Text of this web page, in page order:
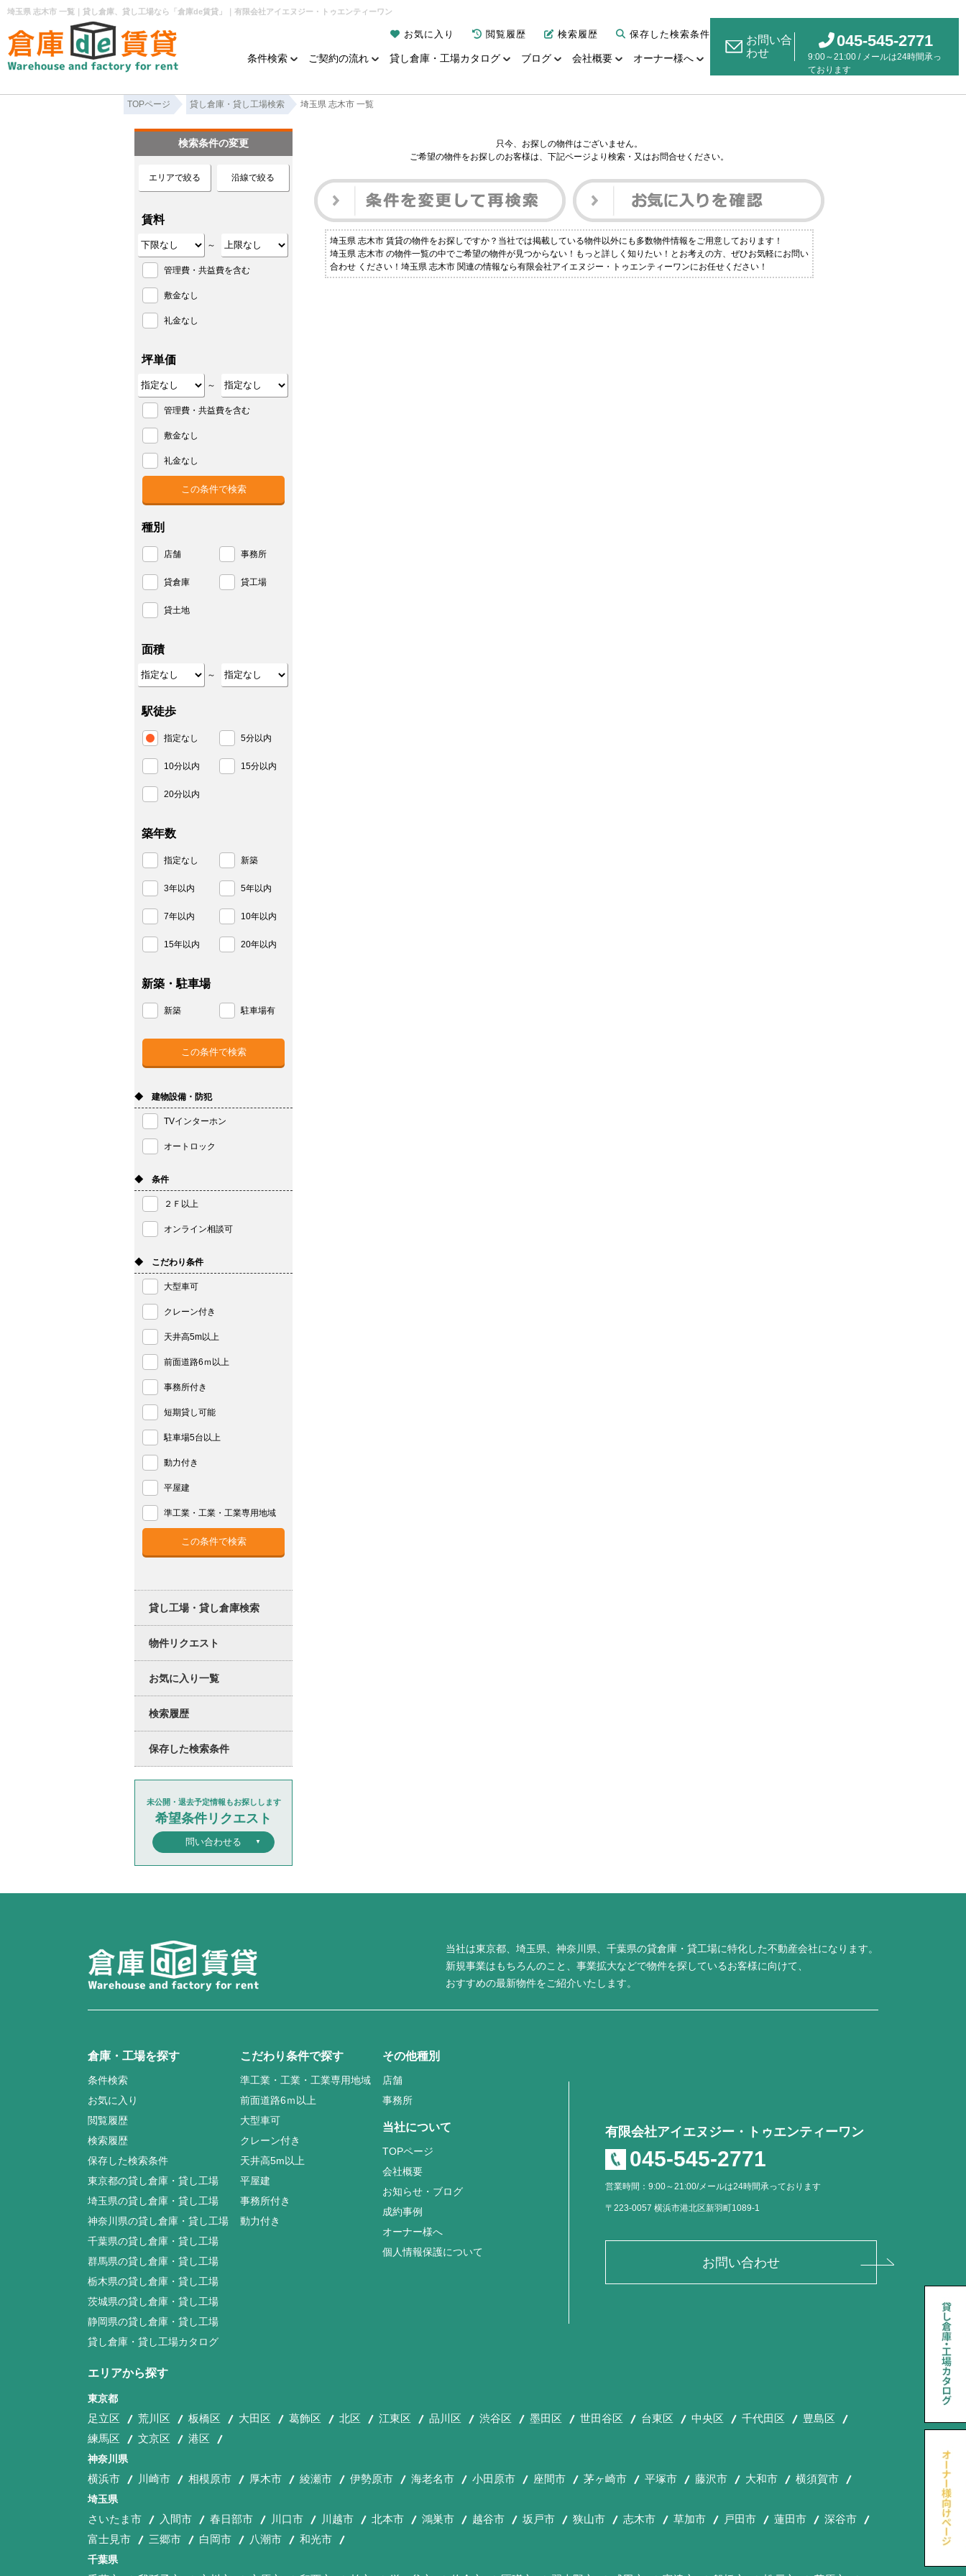
埼玉県 志木市 一覧｜貸し倉庫、貸し工場なら「倉庫de賃貸」｜有限会社アイエヌジー・トゥエンティーワン
お気に入り 閲覧履歴 検索履歴 保存した検索条件
条件検索 ご契約の流れ 貸し倉庫・工場カタログ ブログ 会社概要 オーナー様へ
お問い合
わせ
045-545-2771
9:00～21:00 / メールは24時間承っ
ております
TOPページ 貸し倉庫・貸し工場検索 埼玉県 志木市 一覧
只今、お探しの物件はございません。
ご希望の物件をお探しのお客様は、下記ページより検索・又はお問合せください。
埼玉県 志木市 賃貸の物件をお探しですか？当社では掲載している物件以外にも多数物件情報をご用意しております！
埼玉県 志木市 の物件一覧の中でご希望の物件が見つからない！もっと詳しく知りたい！とお考えの方、ぜひお気軽にお問い
合わせ ください！埼玉県 志木市 関連の情報なら有限会社アイエヌジー・トゥエンティーワンにお任せください！
検索条件の変更
エリアで絞る 沿線で絞る
賃料
～
管理費・共益費を含む
敷金なし
礼金なし
坪単価
～
管理費・共益費を含む
敷金なし
礼金なし
種別
店舗 事務所
貸倉庫 貸工場
貸土地
面積
～
駅徒歩
指定なし 5分以内
10分以内 15分以内
20分以内
築年数
指定なし 新築
3年以内 5年以内
7年以内 10年以内
15年以内 20年以内
新築・駐車場
新築 駐車場有
◆ 建物設備・防犯
TVインターホン
オートロック
◆ 条件
２Ｆ以上
オンライン相談可
◆ こだわり条件
大型車可
クレーン付き
天井高5m以上
前面道路6ｍ以上
事務所付き
短期貸し可能
駐車場5台以上
動力付き
平屋建
準工業・工業・工業専用地域
貸し工場・貸し倉庫検索
物件リクエスト
お気に入り一覧
検索履歴
保存した検索条件
未公開・退去予定情報もお探しします
希望条件リクエスト
問い合わせる
当社は東京都、埼玉県、神奈川県、千葉県の貸倉庫・貸工場に特化した不動産会社になります。
新規事業はもちろんのこと、事業拡大などで物件を探しているお客様に向けて、
おすすめの最新物件をご紹介いたします。
倉庫・工場を探す
条件検索
お気に入り
閲覧履歴
検索履歴
保存した検索条件
東京都の貸し倉庫・貸し工場
埼玉県の貸し倉庫・貸し工場
神奈川県の貸し倉庫・貸し工場
千葉県の貸し倉庫・貸し工場
群馬県の貸し倉庫・貸し工場
栃木県の貸し倉庫・貸し工場
茨城県の貸し倉庫・貸し工場
静岡県の貸し倉庫・貸し工場
貸し倉庫・貸し工場カタログ
こだわり条件で探す
準工業・工業・工業専用地域
前面道路6ｍ以上
大型車可
クレーン付き
天井高5m以上
平屋建
事務所付き
動力付き
その他種別
店舗
事務所
当社について
TOPページ
会社概要
お知らせ・ブログ
成約事例
オーナー様へ
個人情報保護について
有限会社アイエヌジー・トゥエンティーワン
045-545-2771
営業時間：9:00～21:00/メールは24時間承っております
〒223-0057 横浜市港北区新羽町1089-1
お問い合わせ
エリアから探す
東京都
足立区 荒川区 板橋区 大田区 葛飾区 北区 江東区 品川区 渋谷区 墨田区 世田谷区 台東区 中央区 千代田区
豊島区
練馬区
文京区 港区
神奈川県
横浜市 川崎市 相模原市 厚木市 綾瀬市 伊勢原市 海老名市 小田原市 座間市 茅ヶ崎市 平塚市 藤沢市 大和市 横須賀市
埼玉県
さいたま市 入間市 春日部市 川口市 川越市 北本市 鴻巣市 越谷市 坂戸市 狭山市 志木市 草加市 戸田市 蓮田市
深谷市
富士見市
三郷市 白岡市 八潮市 和光市
千葉県